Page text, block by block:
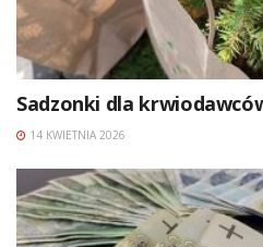
Sadzonki dla
14 KWIETNIA 2026